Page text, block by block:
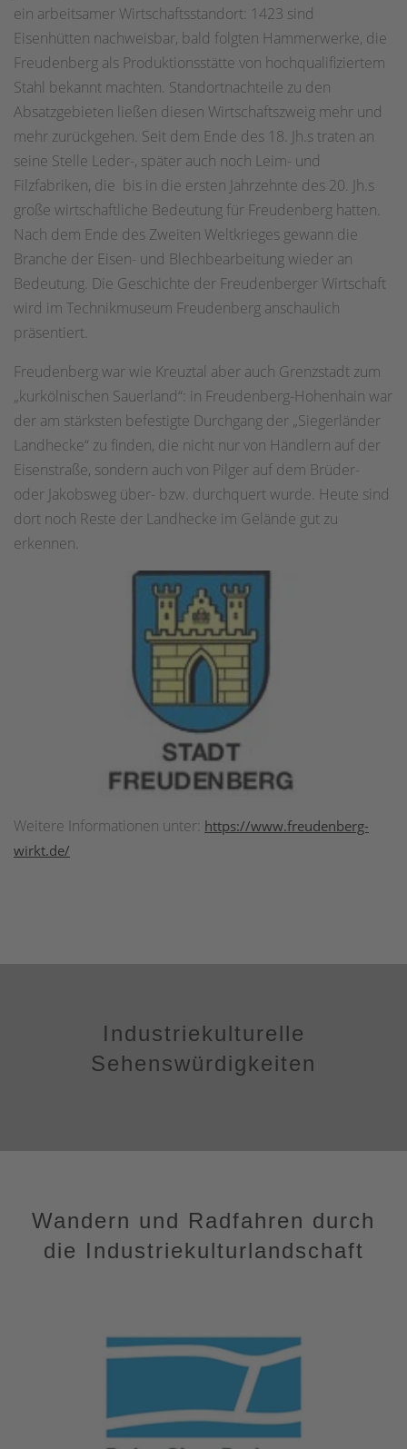
ein arbeitsamer Wirtschaftsstandort: 1423 sind
Eisenhütten nachweisbar, bald folgten Hammerwerke, die
Freudenberg als Produktionsstätte von hochqualifiziertem
Stahl bekannt machten. Standortnachteile zu den
Absatzgebieten ließen diesen Wirtschaftszweig mehr und
mehr zurückgehen. Seit dem Ende des 18. Jh.s traten an
seine Stelle Leder-, später auch noch Leim- und
Filzfabriken, die bis in die ersten Jahrzehnte des 20. Jh.s
große wirtschaftliche Bedeutung für Freudenberg hatten.
Nach dem Ende des Zweiten Weltkrieges gewann die
Branche der Eisen- und Blechbearbeitung wieder an
Bedeutung. Die Geschichte der Freudenberger Wirtschaft
wird im Technikmuseum Freudenberg anschaulich
präsentiert.
Freudenberg war wie Kreuztal aber auch Grenzstadt zum
„kurkölnischen Sauerland“: in Freudenberg-Hohenhain war
der am stärksten befestigte Durchgang der „Siegerländer
Landhecke“ zu finden, die nicht nur von Händlern auf der
Eisenstraße, sondern auch von Pilger auf dem Brüder-
oder Jakobsweg über- bzw. durchquert wurde. Heute sind
dort noch Reste der Landhecke im Gelände gut zu
erkennen.
Weitere Informationen unter: https://www.freudenberg-
wirkt.de/
Industriekulturelle
Sehenswürdigkeiten
Wandern und Radfahren durch
die Industriekulturlandschaft